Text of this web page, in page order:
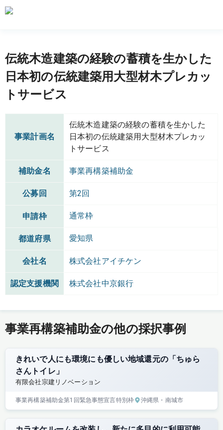
伝統木造建築の経験の蓄積を生かした
日本初の伝統建築用大型材木プレカッ
トサービス
事業計画名
伝統木造建築の経験の蓄積を生かした
日本初の伝統建築用大型材木プレカッ
トサービス
補助金名 事業再構築補助金
公募回 第2回
申請枠 通常枠
都道府県 愛知県
会社名 株式会社アイチケン
認定支援機関 株式会社中京銀行
事業再構築補助金の他の採択事例
きれいで人にも環境にも優しい地域還元の「ちゅら
さんトイレ」
有限会社宗建リノベーション
事業再構築補助金第1回緊急事態宣言特別枠 沖縄県 ・南城市